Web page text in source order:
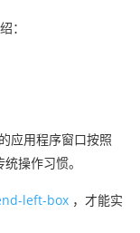
：
应用程序窗口按照
操作习惯。
left-box ，才能实